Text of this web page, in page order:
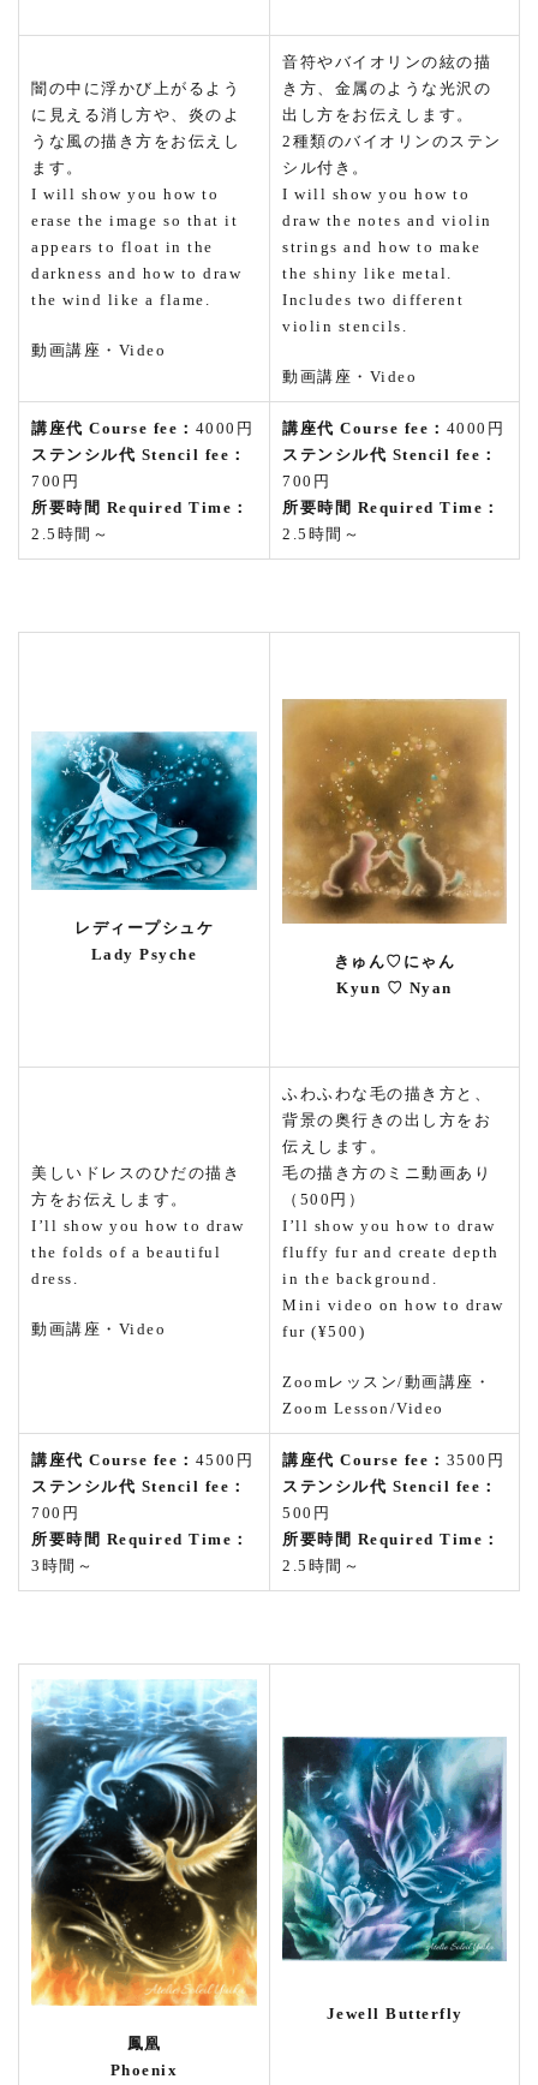
闇の中に浮かび上がるよう
に見える消し方や、炎のよ
うな風の描き方をお伝えし
ます。
I will show you how to
erase the image so that it
appears to float in the
darkness and how to draw
the wind like a flame.
動画講座・Video
音符やバイオリンの絃の描
き方、金属のような光沢の
出し方をお伝えします。
2種類のバイオリンのステン
シル付き。
I will show you how to
draw the notes and violin
strings and how to make
the shiny like metal.
Includes two different
violin stencils.
動画講座・Video
講座代 Course fee： 4000円
ステンシル代 Stencil fee：
700円
所要時間 Required Time：
2.5時間～
講座代 Course fee： 4000円
ステンシル代 Stencil fee：
700円
所要時間 Required Time：
2.5時間～
レディープシュケ
Lady Psyche
きゅん♡にゃん
Kyun ♡ Nyan
美しいドレスのひだの描き
方をお伝えします。
I’ll show you how to draw
the folds of a beautiful
dress.
動画講座・Video
ふわふわな毛の描き方と、
背景の奥行きの出し方をお
伝えします 。
毛の描き方のミニ動画あり
（500円）
I’ll show you how to draw
fluffy fur and create depth
in the background.
Mini video on how to draw
fur (¥500)
Zoomレッスン/動画講座・
Zoom Lesson/Video
講座代 Course fee： 4500円
ステンシル代 Stencil fee：
700円
所要時間 Required Time：
3時間～
講座代 Course fee： 3500円
ステンシル代 Stencil fee：
500円
所要時間 Required Time：
2.5時間～
鳳凰
Phoenix
Jewell Butterfly